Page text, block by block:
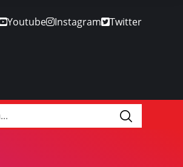
Youtube Instagram Twitter